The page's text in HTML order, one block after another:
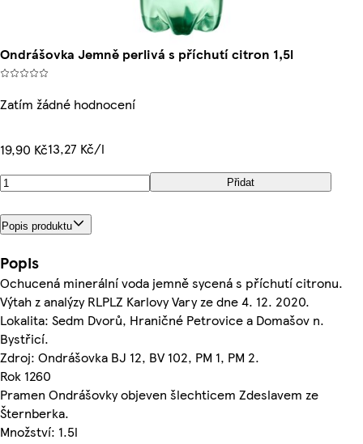
Ondrášovka Jemně perlivá s příchutí citron 1,5l
Zatím žádné hodnocení
19,90 Kč13,27 Kč/l
Přidat
Popis produktu
Popis
Ochucená minerální voda jemně sycená s příchutí citronu.
Výtah z analýzy RLPLZ Karlovy Vary ze dne 4. 12. 2020.
Lokalita: Sedm Dvorů, Hraničné Petrovice a Domašov n.
Bystřicí.
Zdroj: Ondrášovka BJ 12, BV 102, PM 1, PM 2.
Rok 1260
Pramen Ondrášovky objeven šlechticem Zdeslavem ze
Šternberka.
Množství: 1.5l